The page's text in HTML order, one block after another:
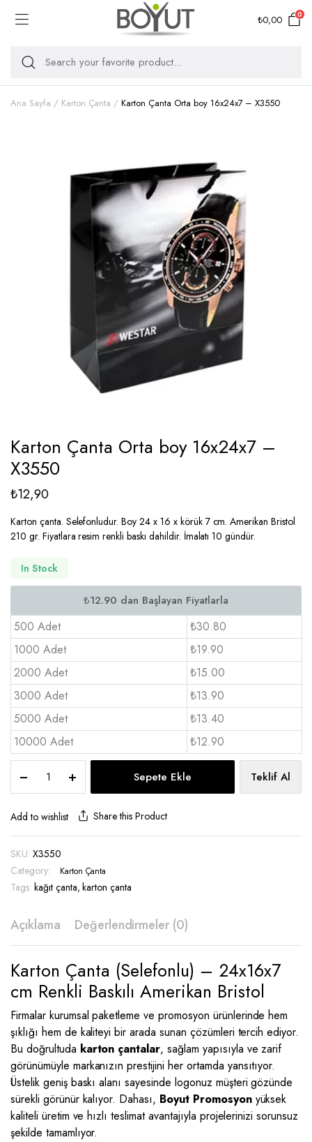
₺0,00 0
Ana Sayfa Karton Çanta Karton Çanta Orta boy 16x24x7 – X3550
Karton Çanta Orta boy 16x24x7 –
X3550
₺12,90
Karton çanta. Selefonludur. Boy 24 x 16 x körük 7 cm. Amerikan Bristol
210 gr. Fiyatlara resim renkli baskı dahildir. İmalatı 10 gündür.
In Stock
500 Adet
₺30.80
1000 Adet
₺19.90
2000 Adet
₺15.00
3000 Adet
₺13.90
5000 Adet
₺13.40
10000 Adet
₺12.90
Çanta
Orta
boy
X3550
quantity
Sepete Ekle Teklif Al
Add to wishlist Share this Product
SKU: X3550
Category:
Karton Çanta
Tags: kağıt çanta,karton çanta
Açıklama Değerlendirmeler (0)
Karton Çanta (Selefonlu) – 24x16x7
cm Renkli Baskılı Amerikan Bristol
Firmalar kurumsal paketleme ve promosyon ürünlerinde hem
şıklığı hem de kaliteyi bir arada sunan çözümleri tercih ediyor.
Bu doğrultuda karton çantalar, sağlam yapısıyla ve zarif
görünümüyle markanızın prestijini her ortamda yansıtıyor.
Üstelik geniş baskı alanı sayesinde logonuz müşteri gözünde
sürekli görünür kalıyor. Dahası, Boyut Promosyonyüksek
kaliteli üretim ve hızlı teslimat avantajıyla projelerinizi sorunsuz
şekilde tamamlıyor.